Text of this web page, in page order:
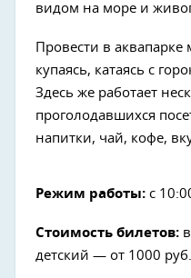
видом на море и
Провести в
купаясь, катаясь с
Здесь же работает
проголодавшихся
напитки, чай, кофе,
Режим работы: с
Стоимость билетов:
детский — от 1000 руб.